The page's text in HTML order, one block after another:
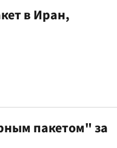
в Иран,
пакетом" за